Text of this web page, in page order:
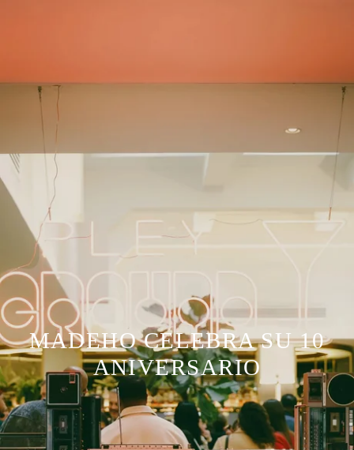
MADEHO CELEBRA SU 10
ANIVERSARIO